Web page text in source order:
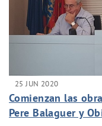
25 JUN 2020
Comienzan las
Pere Balaguer y